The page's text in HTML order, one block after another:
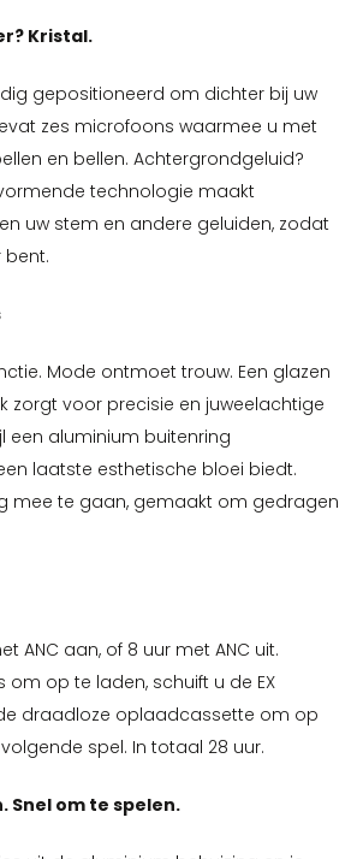
Kristal.
gepositioneerd om dichter bij uw
zes microfoons waarmee u met
en bellen. Achtergrondgeluid?
technologie maakt
uw stem en andere geluiden, zodat
bent.
Mode ontmoet trouw. Een glazen
zorgt voor precisie en juweelachtige
een aluminium buitenring
laatste esthetische bloei biedt.
mee te gaan, gemaakt om gedragen
ANC aan, of 8 uur met ANC uit.
om op te laden, schuift u de EX
draadloze oplaadcassette om op
spel. In totaal 28 uur.
Snel om te spelen.